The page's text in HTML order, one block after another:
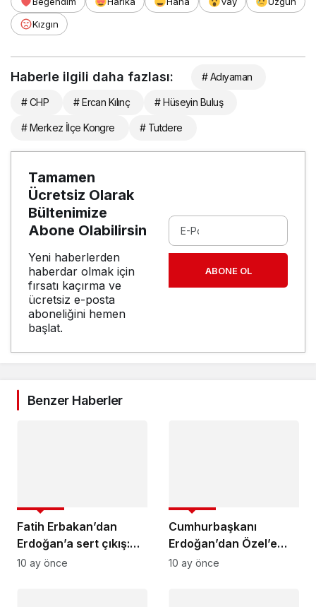
Kızgın
Haberle ilgili daha fazlası: # Adıyaman
# CHP # Ercan Kılınç # Hüseyin Buluş
# Merkez İlçe Kongre # Tutdere
Tamamen
Ücretsiz Olarak
Bültenimize
Abone Olabilirsin
Yeni haberlerden
haberdar olmak için
fırsatı kaçırma ve
ücretsiz e-posta
aboneliğini hemen
başlat.
ABONE OL
Benzer Haberler
Fatih Erbakan’dan
Erdoğan’a sert çıkış:
‘Bu kadar anlaşmayı
10 ay önce
Cumhurbaşkanı
Erdoğan’dan Özel’e
sert tepki: ‘Hiç mi hicap
10 ay önce